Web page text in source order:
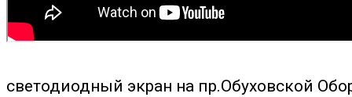
светодиодный экран на пр.Обуховской